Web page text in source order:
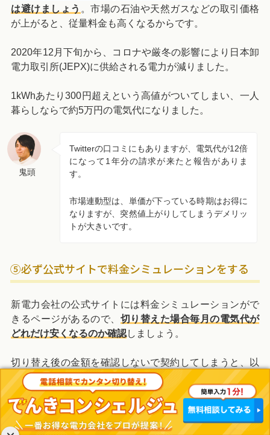
は避けましょう 。市場の石油や天然ガスなどの取引価格
が上がると、従量料金も高くなるからです。
2020年12月下旬から、コロナや厳冬の影響により日本卸
電力取引所(JEPX)に供給される電力が減りました。
1kWhあたり300円超えという高値がついてしまい、一人
暮らしならで約5万円の電気代になりました。
鬼頭
Twitterの口コミにもありますが、電気代が12倍
になって1年分の請求が来たと報告がありま
す。
市場連動型は、単価が下っている時期はお得に
なりますが、突然値上がりしてしまうデメリッ
トが大きいです。
⑤必ず公式サイトで料金シミュレーションをする
新電力会社の公式サイトには料金シミュレーションがで
きるページがあるので、 切り替えた場合毎月の電気代が
どれだけ安くなるのか確認しましょう。
切り替え後の金額を確認しないで契約してしまうと、以
前よりも電気代が割高になってしまう可能性がありま
す。
複数の会社で料金シミュレーションをして、結果を比較